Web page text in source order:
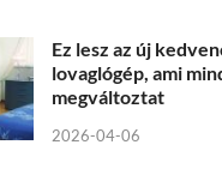
Ez lesz az új
lovaglógép, ami
megváltoztat
2026-04-06